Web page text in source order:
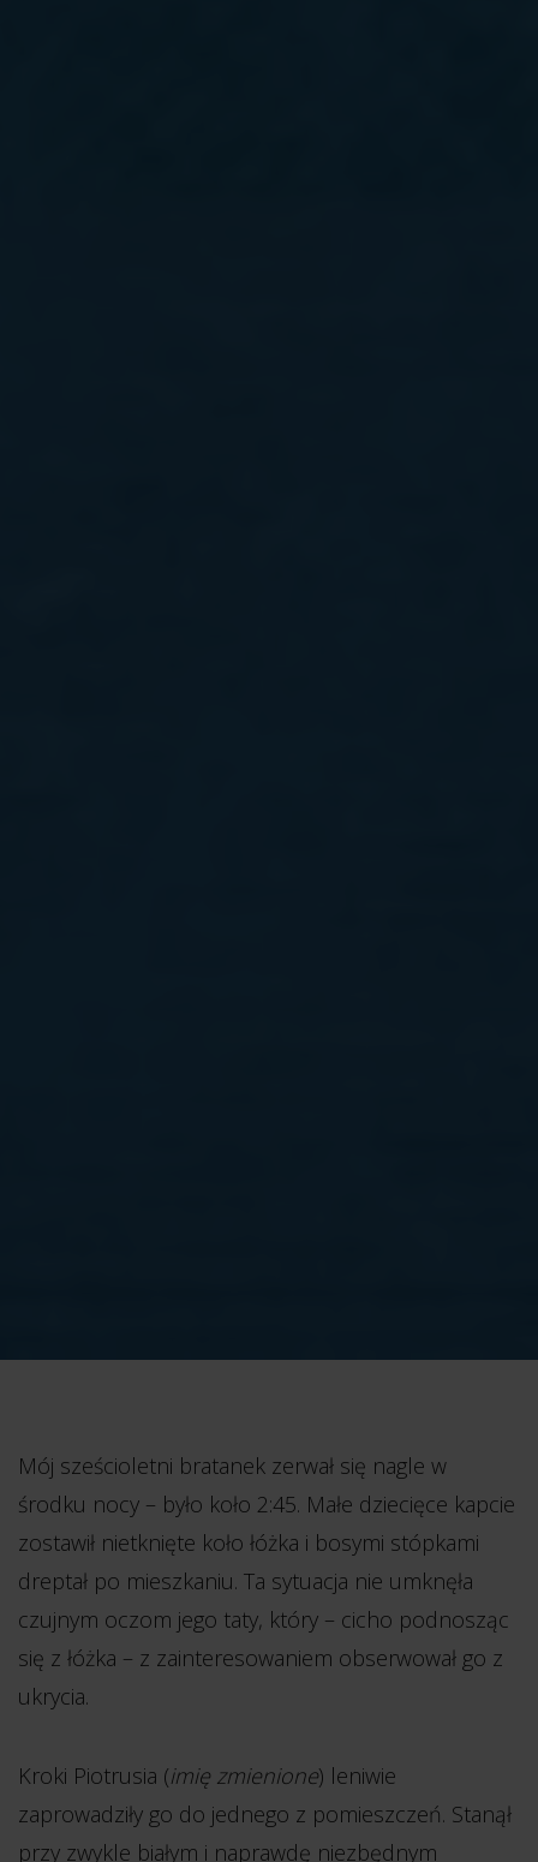
Mój sześcioletni bratanek zerwał się nagle w
środku nocy – było koło 2:45. Małe dziecięce kapcie
zostawił nietknięte koło łóżka i bosymi stópkami
dreptał po mieszkaniu. Ta sytuacja nie umknęła
czujnym oczom jego taty, który – cicho podnosząc
się z łóżka – z zainteresowaniem obserwował go z
ukrycia.
Kroki Piotrusia (imię zmienione) leniwie
zaprowadziły go do jednego z pomieszczeń. Stanął
przy zwykle białym i naprawdę niezbędnym